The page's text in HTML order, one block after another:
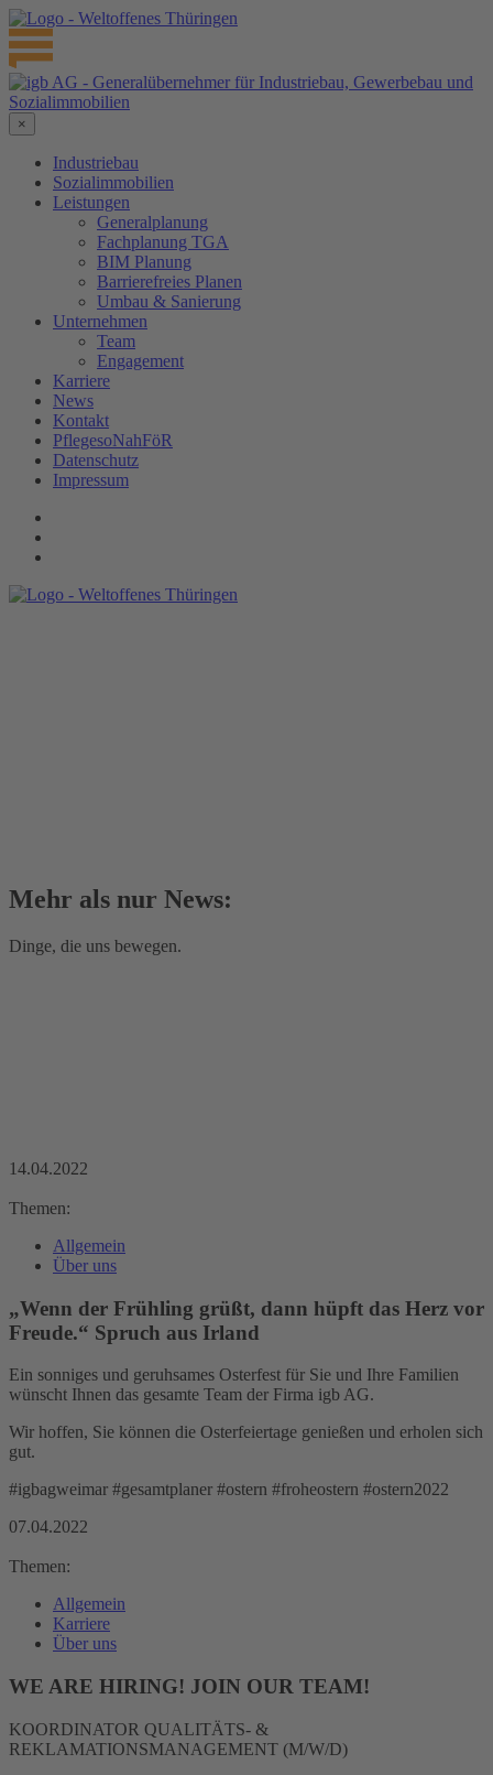
×
Industriebau
Sozialimmobilien
Leistungen
Generalplanung
Fachplanung TGA
BIM Planung
Barrierefreies Planen
Umbau & Sanierung
Unternehmen
Team
Engagement
Karriere
News
Kontakt
PflegesoNahFöR
Datenschutz
Impressum
Mehr als nur News:
Dinge, die uns bewegen.
14.04.2022
Themen:
Allgemein
Über uns
„Wenn der Frühling grüßt, dann hüpft das Herz vor
Freude.“ Spruch aus Irland
Ein sonniges und geruhsames Osterfest für Sie und Ihre Familien
wünscht Ihnen das gesamte Team der Firma igb AG.
Wir hoffen, Sie können die Osterfeiertage genießen und erholen sich
gut.
#igbagweimar #gesamtplaner #ostern #froheostern #ostern2022
07.04.2022
Themen:
Allgemein
Karriere
Über uns
WE ARE HIRING! JOIN OUR TEAM!
KOORDINATOR QUALITÄTS- &
REKLAMATIONSMANAGEMENT (M/W/D)